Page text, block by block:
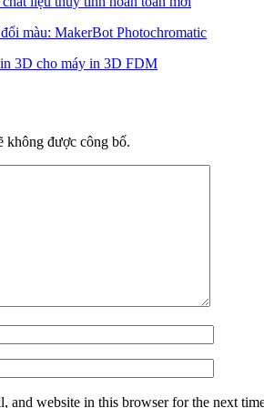
màu: MakerBot Photochromatic
3D cho máy in 3D FDM
không được công bố.
and website in this browser for the next